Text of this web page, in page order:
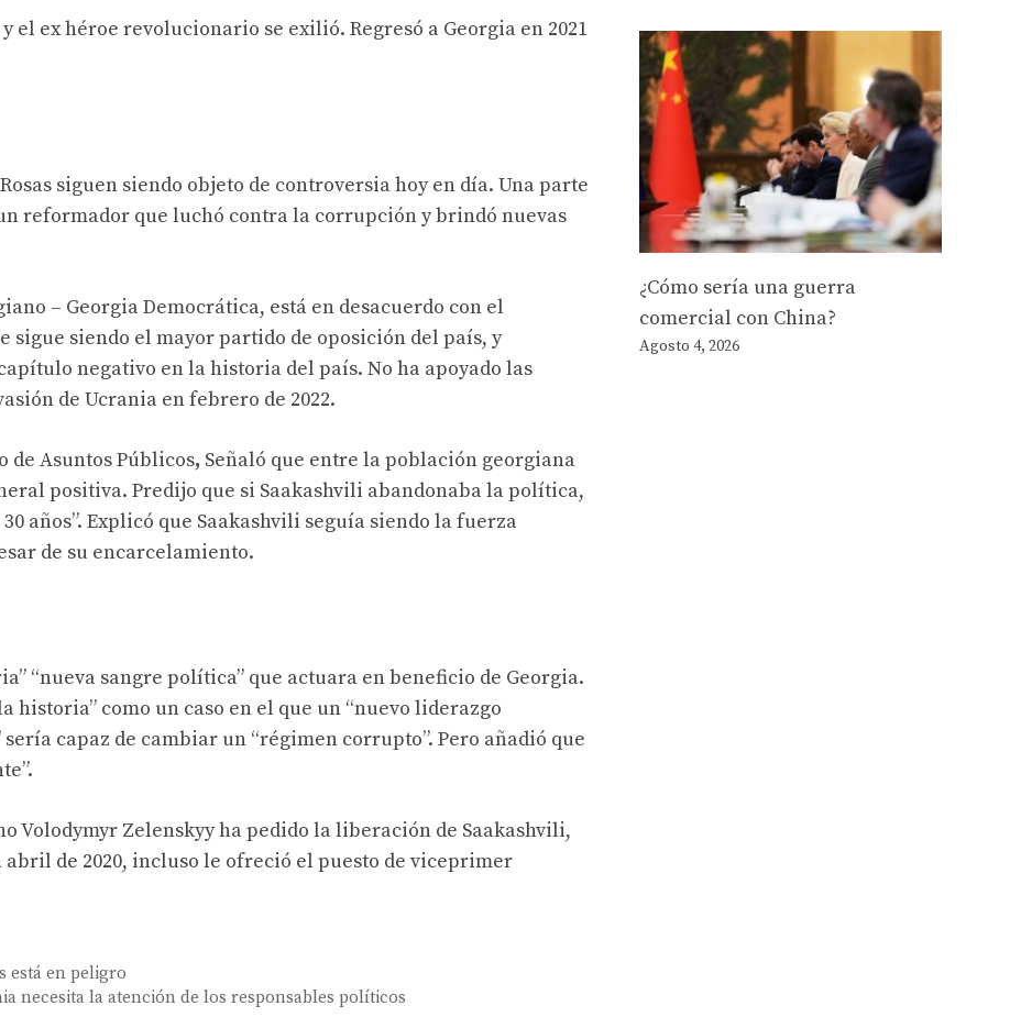
el ex héroe revolucionario se exilió. Regresó a Georgia en 2021
siguen siendo objeto de controversia hoy en día. Una parte
reformador que luchó contra la corrupción y brindó nuevas
– Georgia Democrática, está en desacuerdo con el
sigue siendo el mayor partido de oposición del país, y
negativo en la historia del país. No ha apoyado las
de Ucrania en febrero de 2022.
de Asuntos Públicos, Señaló que entre la población georgiana
positiva. Predijo que si Saakashvili abandonaba la política,
años”. Explicó que Saakashvili seguía siendo la fuerza
de su encarcelamiento.
“nueva sangre política” que actuara en beneficio de Georgia.
historia” como un caso en el que un “nuevo liderazgo
capaz de cambiar un “régimen corrupto”. Pero añadió que
Volodymyr Zelenskyy ha pedido la liberación de Saakashvili,
de 2020, incluso le ofreció el puesto de viceprimer
está en peligro
necesita la atención de los responsables políticos
¿Cómo sería una guerra
comercial con China?
Agosto 4, 2026